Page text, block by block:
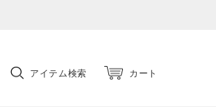
アイテム検索 カート